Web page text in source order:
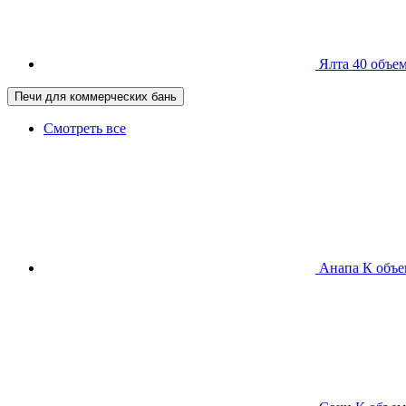
Ялта 40
Печи для коммерческих бань
Смотреть все
Анапа К